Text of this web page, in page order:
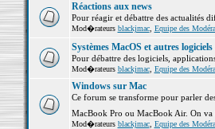
Réactions aux news
Pour réagir et débattre des actualités
Mod�rateurs blackjmac, Equipe des
Systèmes MacOS et autres
Pour débattre des logiciels,
Mod�rateurs blackjmac, Equipe des
Windows sur Mac
Ce forum se transforme pour parler
MacBook Pro ou MacBook Air. On va
Mod�rateurs blackjmac, Equipe des